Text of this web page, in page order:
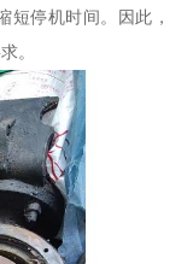
短停机时间。因此，
。